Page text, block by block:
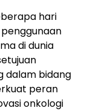
hari
di dunia
dalam bidang
peran
onkologi